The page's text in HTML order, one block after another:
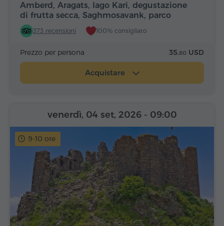
Amberd, Aragats, lago Kari, degustazione
di frutta secca, Saghmosavank, parco
Alfabeto
373 recensioni 100% consigliato
Prezzo per persona 35.80 USD
Acquistare
9-10 ore
venerdì, 04 set, 2026 - 09:00